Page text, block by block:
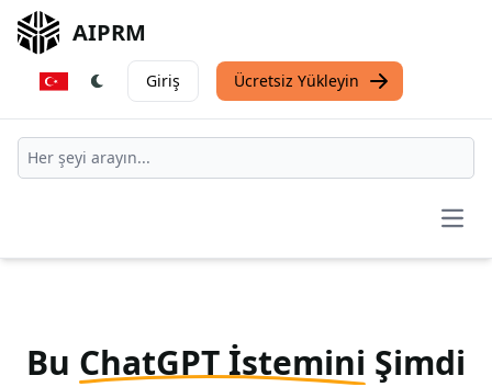
AIPRM
Giriş Ücretsiz Yükleyin
Bu ChatGPT İstemini Şimdi